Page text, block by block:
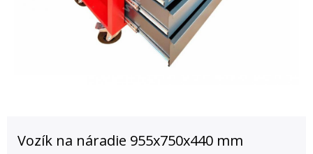
Vozík na náradie 955x750x440 mm